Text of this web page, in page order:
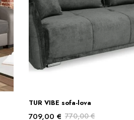
PASIRINKTI SAVYBES
product
TUR VIBE sofa-lova
770,00€
709,00 €